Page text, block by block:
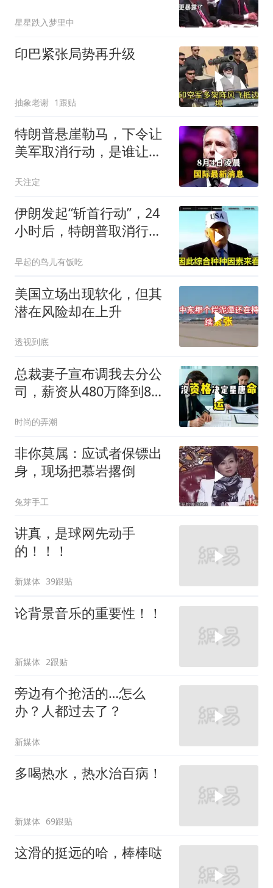
星星跌入梦里中
印巴紧张局势再升级
抽象老谢 1跟贴
特朗普悬崖勒马，下令让
美军取消行动，是谁让他
天注定
伊朗发起“斩首行动”，24
小时后，特朗普取消行
早起的鸟儿有饭吃
美国立场出现软化，但其
潜在风险却在上升
透视到底
总裁妻子宣布调我去分公
司，薪资从480万降到8
时尚的弄潮
非你莫属：应试者保镖出
身，现场把慕岩撂倒
兔芽手工
讲真，是球网先动手
的！！！
新媒体 39跟贴
论背景音乐的重要性！！
新媒体 2跟贴
旁边有个抢活的…怎么
办？人都过去了？
新媒体
多喝热水，热水治百病！
新媒体 69跟贴
这滑的挺远的哈，棒棒哒